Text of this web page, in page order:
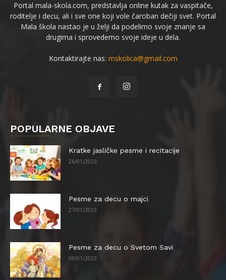
Portal mala-skola.com, predstavlja online kutak za vaspitače,
roditelje i decu, ali i sve one koji vole čaroban dečiji svet. Portal
Mala škola nastao je u želji da podelimo svoje znanje sa
drugima i sprovedemo svoje ideje u dela.
Kontaktirajte nas: mskolica@gmail.com
POPULARNE OBJAVE
Kratke jasličke pesme i recitacije
26/01/2023
Pesme za decu o majci
27/01/2023
Pesme za decu o Svetom Savi
08/01/2023